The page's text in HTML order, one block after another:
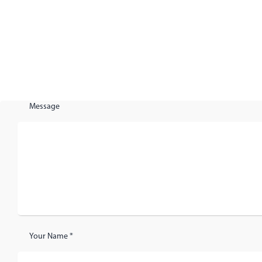
Message
Your Name *